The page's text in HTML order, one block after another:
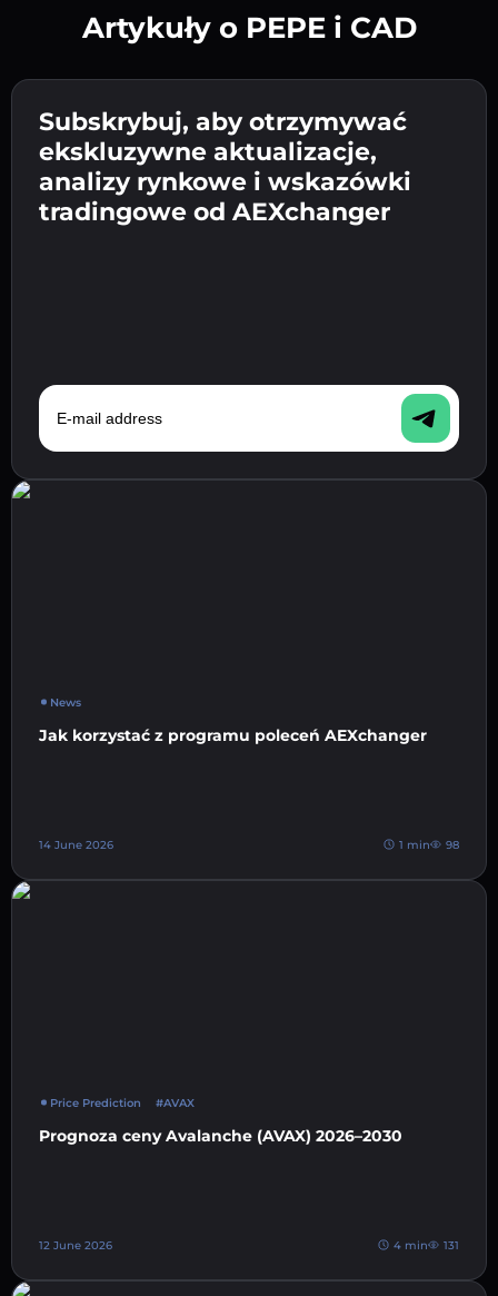
Wpisz adres swojego portfela
kryptowalutowego 👉 przejdź do następnego
kroku.
Potwierdź swoją tożsamość 👉 przejdź do
ostatniego kroku.
Wyślij depozyt 👉 odbierz kryptowalutę lub
walutę fiat w swoim portfelu.
Artykuły o PEPE i CAD
Subskrybuj, aby otrzymywać
ekskluzywne aktualizacje,
analizy rynkowe i wskazówki
tradingowe od AEXchanger
E-mail address
News
Jak korzystać z programu poleceń AEXchanger
14 June 2026 1 min 98
Price Prediction #AVAX
Prognoza ceny Avalanche (AVAX) 2026–2030
12 June 2026 4 min 131